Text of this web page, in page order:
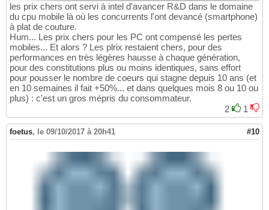
les prix chers ont servi à intel d'avancer R&D dans le domaine
du cpu mobile là où les concurrents l'ont devancé (smartphone)
à plat de couture.
Hum... Les prix chers pour les PC ont compensé les pertes
mobiles... Et alors ? Les plrix restaient chers, pour des
performances en très légères hausse à chaque génération,
pour des constitutions plus ou moins identiques, sans effort
pour pousser le nombre de coeurs qui stagne depuis 10 ans (et
en 10 semaines il fait +50%... et dans quelques mois 8 ou 10 ou
plus) : c'est un gros mépris du consommateur.
2
1
foetus, le 09/10/2017 à 20h41 #10